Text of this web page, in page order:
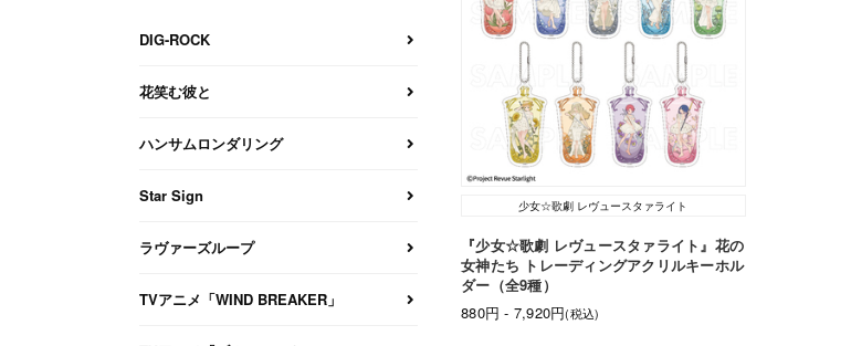
少女☆歌劇 レヴュースタァライト
『少女☆歌劇 レヴュースタァライト』花の
女神たち トレーディングアクリルキーホル
ダー（全9種）
880円 - 7,920円(税込)
DIG-ROCK
花笑む彼と
ハンサムロンダリング
Star Sign
ラヴァーズループ
TVアニメ「WIND BREAKER」